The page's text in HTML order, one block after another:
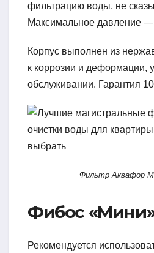
фильтрацию воды, не
Максимальное давление
Корпус выполнен из
к коррозии и деформации,
обслуживании. Гарантия 10
Фильтр Аквафор
Фибос
Рекомендуется